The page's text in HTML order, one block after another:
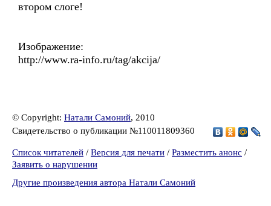
втором слоге!
Изображение:
http://www.ra-info.ru/tag/akcija/
© Copyright: Натали Самоний, 2010
Свидетельство о публикации №110011809360
Список читателей / Версия для печати / Разместить анонс /
Заявить о нарушении
Другие произведения автора Натали Самоний